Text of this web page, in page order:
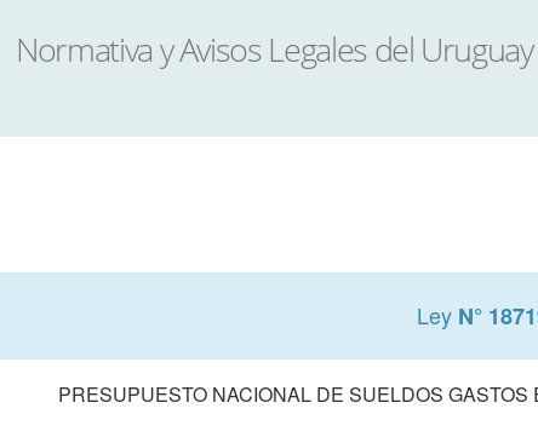
Ley N°
PRESUPUESTO NACIONAL DE SUELDOS